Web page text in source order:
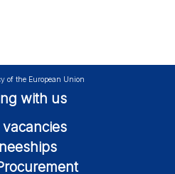
of the European Union
with us